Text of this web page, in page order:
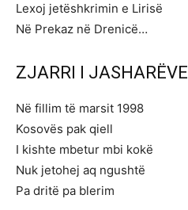
Lexoj jetëshkrimin e Lirisë
Në Prekaz në Drenicë…
ZJARRI I JASHARËVE
Në fillim të marsit 1998
Kosovës pak qiell
I kishte mbetur mbi kokë
Nuk jetohej aq ngushtë
Pa dritë pa blerim